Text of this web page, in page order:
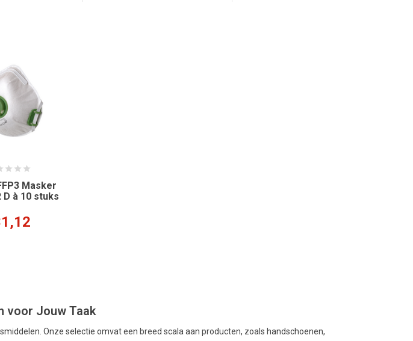
Masker
D à 10 stuks
voor Jouw Taak
Onze selectie omvat een breed scala aan producten, zoals handschoenen,